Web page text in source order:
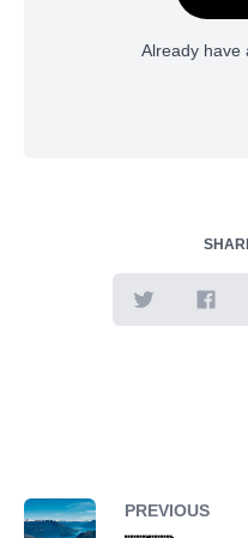
Already have
PREVIOUS